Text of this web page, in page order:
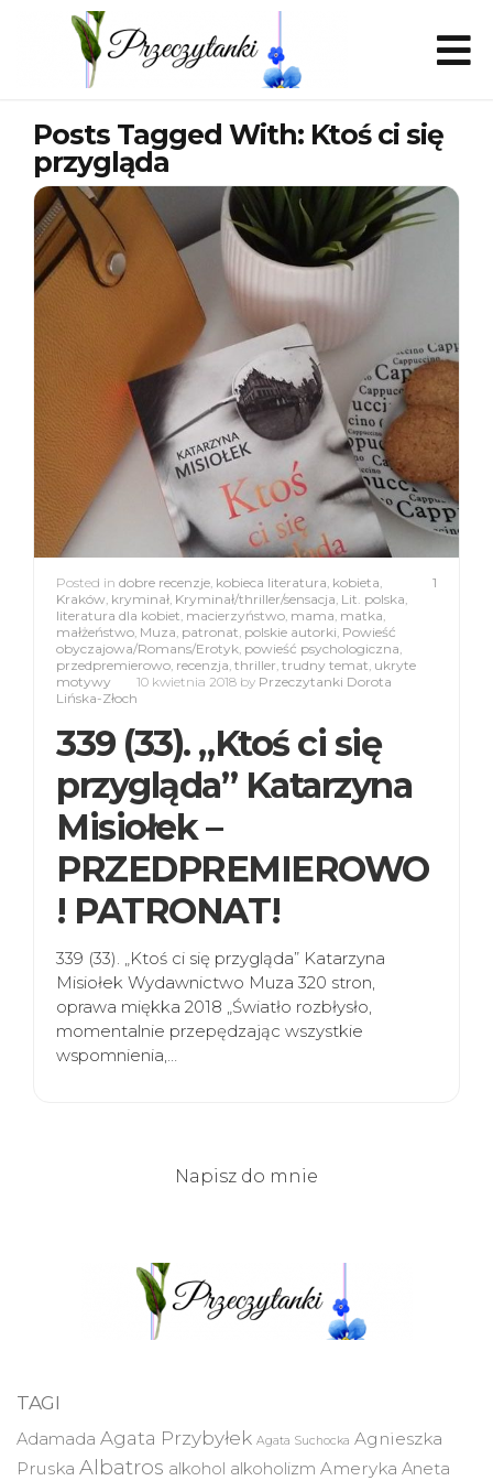
Posts Tagged With: Ktoś ci się
przygląda
1
Posted in dobre recenzje, kobieca literatura, kobieta,
Kraków, kryminał, Kryminał/thriller/sensacja, Lit. polska,
literatura dla kobiet, macierzyństwo, mama, matka,
małżeństwo, Muza, patronat, polskie autorki, Powieść
obyczajowa/Romans/Erotyk, powieść psychologiczna,
przedpremierowo, recenzja, thriller, trudny temat, ukryte
motywy
10 kwietnia 2018 by Przeczytanki Dorota
Lińska-Złoch
339 (33). „Ktoś ci się
przygląda” Katarzyna
Misiołek –
PRZEDPREMIEROWO
! PATRONAT!
339 (33). „Ktoś ci się przygląda” Katarzyna
Misiołek Wydawnictwo Muza 320 stron,
oprawa miękka 2018 „Światło rozbłysło,
momentalnie przepędzając wszystkie
wspomnienia,…
Napisz do mnie
TAGI
Adamada Agata Przybyłek Agata Suchocka Agnieszka
Pruska Albatros alkohol alkoholizm Ameryka Aneta